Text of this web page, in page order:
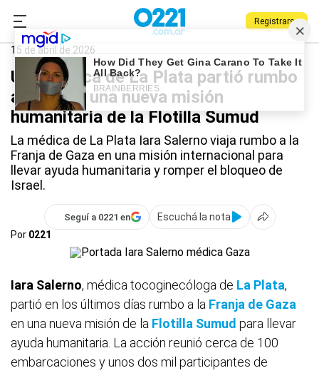
Registrarse
0221.com.ar
La Plata
15 de abril de 2026
Una médica de La Plata partió rumbo
a Gaza en una nueva misión
humanitaria de la Flotilla Sumud
La médica de La Plata Iara Salerno viaja rumbo a la
Franja de Gaza en una misión internacional para
llevar ayuda humanitaria y romper el bloqueo de
Israel.
Seguí a 0221 en
Escuchá la nota
Por 0221
Iara Salerno, médica tocoginecóloga de La Plata,
partió en los últimos días rumbo a la Franja de Gaza
en una nueva misión de la Flotilla Sumud para llevar
ayuda humanitaria. La acción reunió cerca de 100
embarcaciones y unos dos mil participantes de